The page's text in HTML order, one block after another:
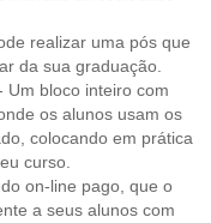
realizar uma pós que
da sua graduação.
Um bloco inteiro com
os alunos usam os
colocando em prática
curso.
on-line pago, que o
a seus alunos com